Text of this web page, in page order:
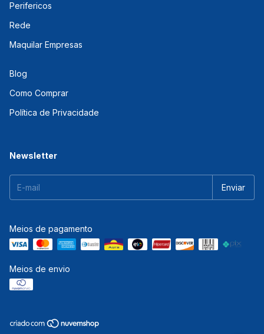
Perifericos
Rede
Maquilar Empresas
Blog
Como Comprar
Política de Privacidade
Newsletter
Meios de pagamento
Meios de envio